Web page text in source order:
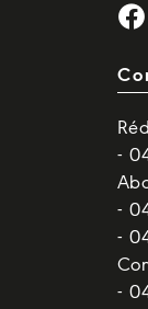
-
-
-
-